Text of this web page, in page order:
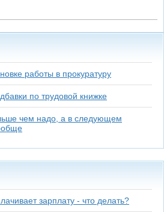
работы в прокуратуру
по трудовой книжке
чем надо, а в следующем
зарплату - что делать?